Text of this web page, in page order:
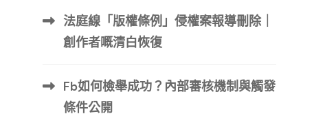
法庭線「版權條例」侵權案報導刪除｜
創作者嘅清白恢復
Fb如何檢舉成功？內部審核機制與觸發
條件公開